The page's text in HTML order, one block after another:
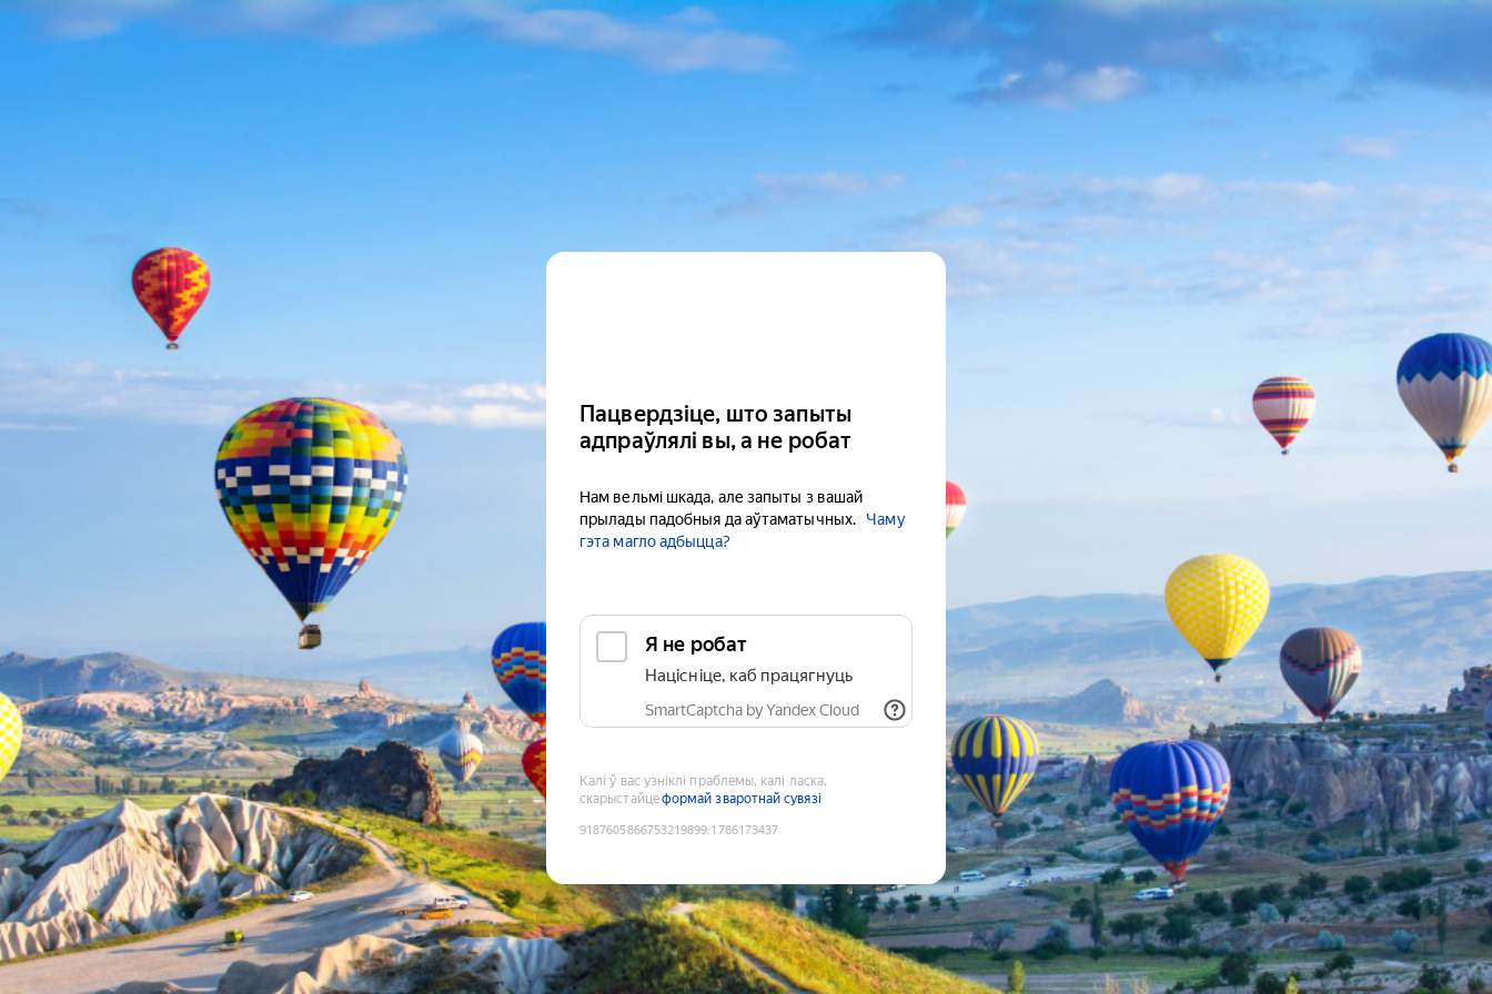
Пацвердзіце, што запыты
адпраўлялі вы, а не робат
Нам вельмі шкада, але запыты з вашай
прылады падобныя да аўтаматычных.
Чаму
гэта магло адбыцца?
Я не робат
Націсніце, каб працягнуць
SmartCaptcha by Yandex Cloud
Калі ў вас узніклі праблемы, калі ласка,
скарыстайцеформай зваротнай сувязі
9187605866753219899:1786173437